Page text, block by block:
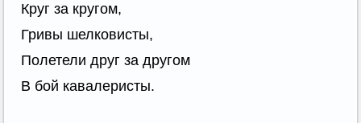
Круг за кругом,
Гривы шелковисты,
Полетели друг за другом
В бой кавалеристы.